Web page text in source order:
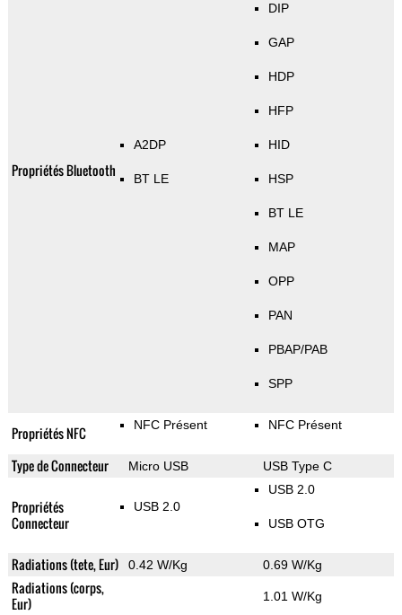
Propriétés Bluetooth
A2DP
BT LE
DIP
GAP
HDP
HFP
HID
HSP
BT LE
MAP
OPP
PAN
PBAP/PAB
SPP
Propriétés NFC NFC Présent NFC Présent
Type de Connecteur Micro USB USB Type C
Propriétés
Connecteur
USB 2.0
USB 2.0
USB OTG
Radiations (tete, Eur) 0.42 W/Kg 0.69 W/Kg
Radiations (corps,
Eur)
1.01 W/Kg